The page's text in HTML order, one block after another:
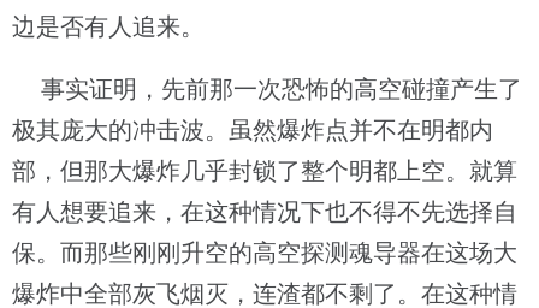
边是否有人追来。
事实证明，先前那一次恐怖的高空碰撞产生了
极其庞大的冲击波。虽然爆炸点并不在明都内
部，但那大爆炸几乎封锁了整个明都上空。就算
有人想要追来，在这种情况下也不得不先选择自
保。而那些刚刚升空的高空探测魂导器在这场大
爆炸中全部灰飞烟灭，连渣都不剩了。在这种情